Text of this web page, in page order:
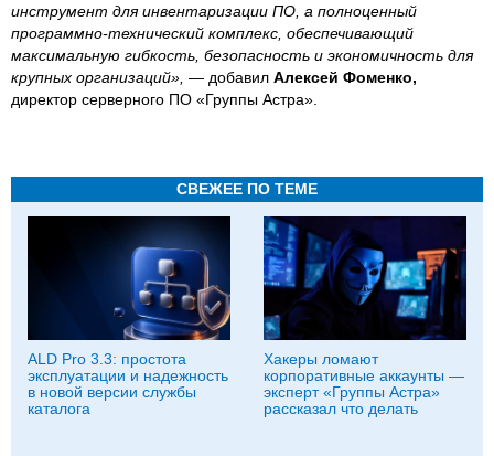
инструмент для инвентаризации ПО, а полноценный
программно-технический комплекс, обеспечивающий
максимальную гибкость, безопасность и экономичность для
крупных организаций», — добавил Алексей Фоменко,
директор серверного ПО «Группы Астра».
СВЕЖЕЕ ПО ТЕМЕ
ALD Pro 3.3: простота
эксплуатации и надежность
в новой версии службы
каталога
Хакеры ломают
корпоративные аккаунты —
эксперт «Группы Астра»
рассказал что делать